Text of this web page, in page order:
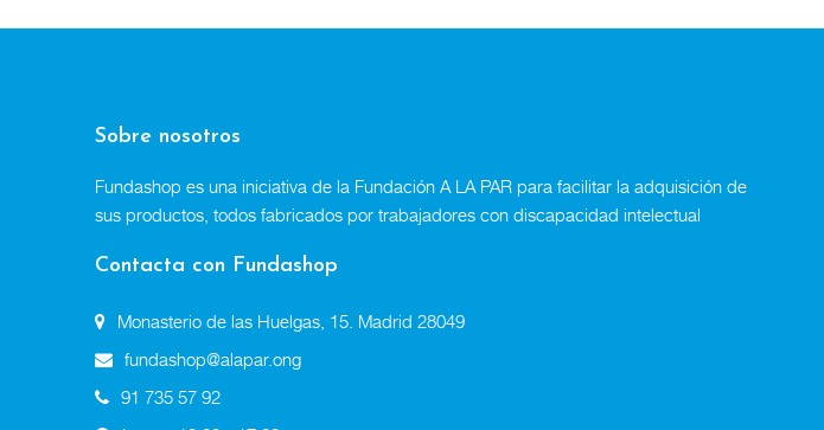
Sobre nosotros
Fundashop es una iniciativa de la Fundación A LA PAR para facilitar la adquisición de
sus productos, todos fabricados por trabajadores con discapacidad intelectual
Contacta con Fundashop
Monasterio de las Huelgas, 15. Madrid 28049
fundashop@alapar.ong
91 735 57 92